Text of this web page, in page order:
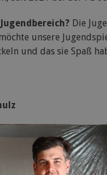
Die
unsere
und das sie Spaß